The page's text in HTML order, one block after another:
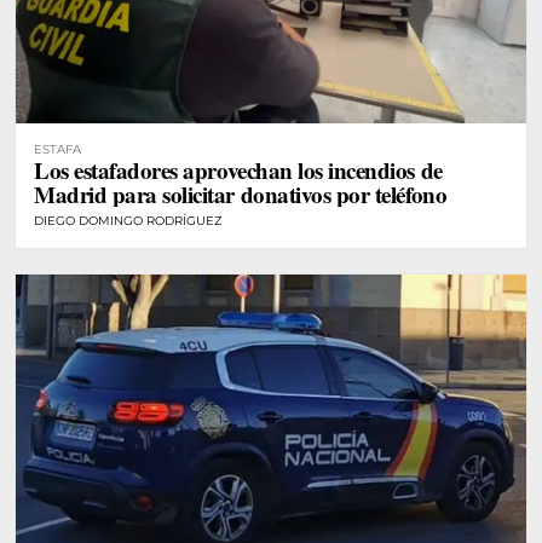
ESTAFA
Los estafadores aprovechan los incendios de
Madrid para solicitar donativos por teléfono
DIEGO DOMINGO RODRÍGUEZ